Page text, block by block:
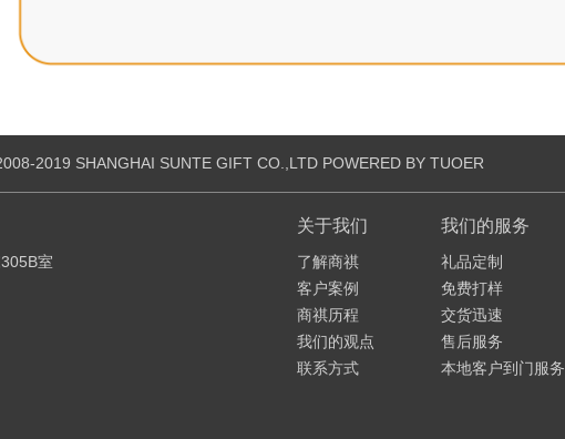
2019 SHANGHAI SUNTE GIFT CO.,LTD POWERED BY TUOER
室
关于我们
了解商祺
客户案例
商祺历程
我们的观点
联系方式
我们的服务
礼品定制
免费打样
交货迅速
售后服务
本地客户到门服务